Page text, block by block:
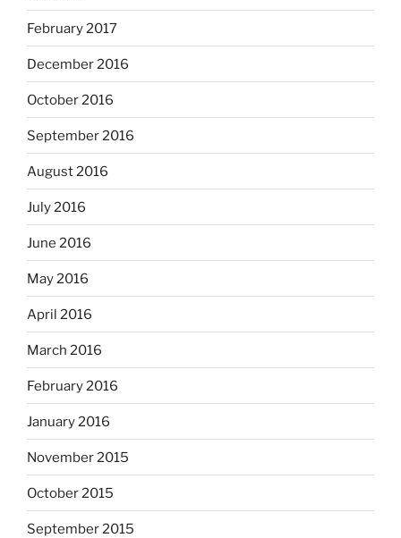
February 2017
December 2016
October 2016
September 2016
August 2016
July 2016
June 2016
May 2016
April 2016
March 2016
February 2016
January 2016
November 2015
October 2015
September 2015